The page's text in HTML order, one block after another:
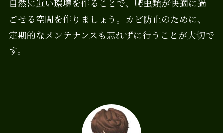
自然に近い環境を作ることで、爬虫類が快適に過
ごせる空間を作りましょう。カビ防止のために、
定期的なメンテナンスも忘れずに行うことが大切で
す。